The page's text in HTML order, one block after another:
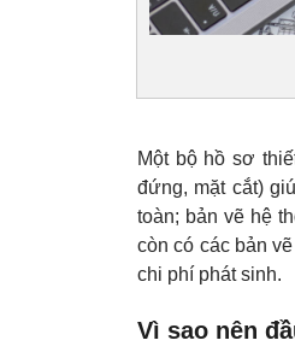
Một bộ hồ sơ
đứng, mặt cắt)
toàn; bản vẽ hệ
còn có các bản
chi phí phát sinh.
Vì sao nên